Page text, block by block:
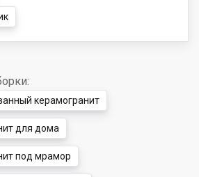
керамогранит
для дома
под мрамор